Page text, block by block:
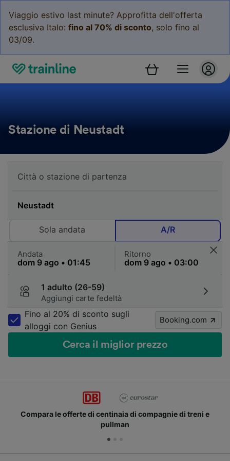
Viaggio estivo last minute? Approfitta dell'offerta
esclusiva Italo: fino al 70% di sconto, solo fino al
03/09.
Stazione di Neustadt
Sola andata A/R
Andata Ritorno
1 adulto (26-59)
Aggiungi carte fedeltà
Fino al 20% di sconto sugli
alloggi con Genius
Booking.com
Cerca il miglior prezzo
di compagnie di treni e
Unisciti ai milioni